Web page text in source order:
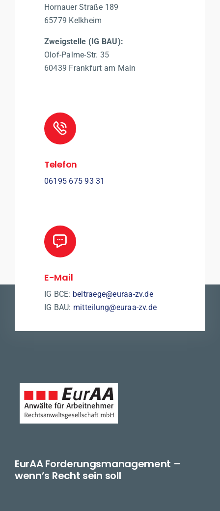
Hornauer Straße 189
65779 Kelkheim
Zweigstelle (IG BAU):
Olof-Palme-Str. 35
60439 Frankfurt am Main
Telefon
06195 675 93 31
E-Mail
IG BCE: beitraege@euraa-zv.de
IG BAU: mitteilung@euraa-zv.de
EurAA Forderungsmanagement –
wenn’s Recht sein soll